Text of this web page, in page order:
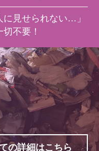
に見せられない…」
不要！
の詳細はこちら